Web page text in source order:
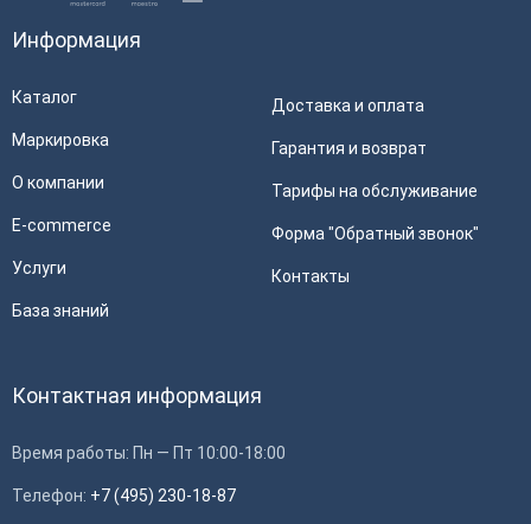
Информация
Каталог
Маркировка
О компании
E-commerce
Услуги
База знаний
Доставка и оплата
Гарантия и возврат
Тарифы на обслуживание
Форма "Обратный звонок"
Контакты
Контактная информация
Время работы: Пн — Пт 10:00-18:00
Телефон: +7 (495) 230-18-87